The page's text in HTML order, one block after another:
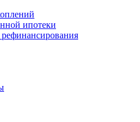
ипотеки